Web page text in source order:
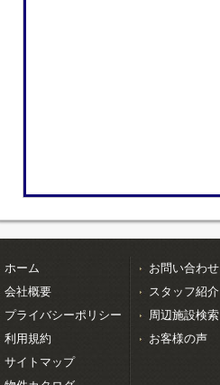
ホーム
会社概要
プライバシーポリシー
利用規約
サイトマップ
お問い合わせ
スタッフ紹介
周辺施設検索
お客様の声